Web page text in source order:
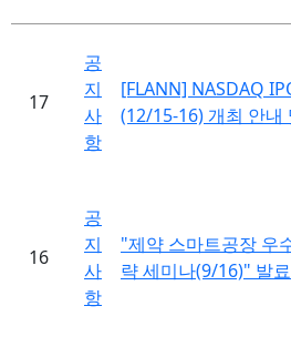
17
공
지
사
항
[FLANN] NASDAQ
(12/15-16) 개최 안내
16
공
지
사
항
"제약 스마트공장 우
략 세미나(9/16)" 발